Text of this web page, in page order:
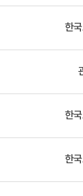
한
한
한